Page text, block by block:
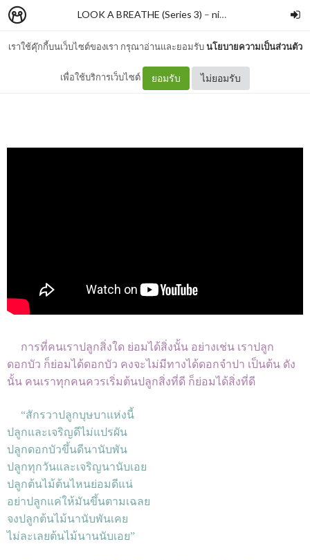
เราใช้คุ๊กกี้บนเว็บไซต์ของเรา กรุณาอ่านและยอมรับนโยบายความเป็นส่วนตัว
เพื่อใช้บริการเว็บไซต์ ยอมรับ ไม่ยอมรับ
LOOK A BREATHE (Series 3) – nimon
ปลูกสิ่งใด ย่อมได้สิ่งนั้น
การที่คนเราปลูกสิ่งใด ย่อมได้สิ่งนั้น อย่างเช่น เราปลูก
ดอกบัว ก็ย่อมได้ดอกบัว คงจะไม่มีทางได้ดอกจำปา เป็นต้น ดัง
นั้น คนเราทุกคนควรเริ่มต้นปลูกสิ่งที่ดี ก็ย่อมได้สิ่งที่ดี
“สักรวาปลูกบุษบาแห่งนี้
ปลูกและเจริญดีไม่แปรผัน
ปลูกดอกบัวขึ้นดีนานับพัน
ปลูกทุกวันและเจริญนานับเอย
ปลูกต้นไม้ต้นไหนย่อมดีแน่
อย่าปลูกแค่ให้มันขึ้นตามเฉลย
จงปลูกต้นไม้นานับพันเคย
ไม่ละเลยต้นไม้นานนับเอย”